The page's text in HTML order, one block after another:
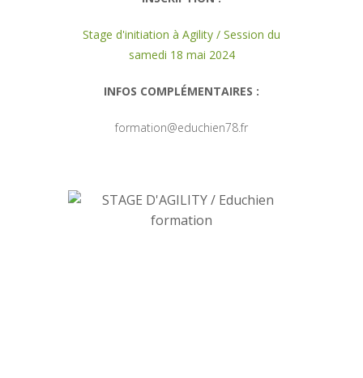
Stage d'initiation à Agility / Session du
samedi 18 mai 2024
INFOS COMPLÉMENTAIRES :
formation@educhien78.fr